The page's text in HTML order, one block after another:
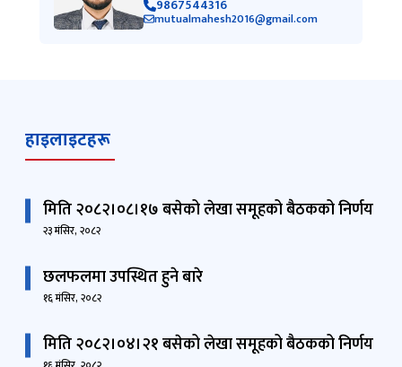
9867544316
mutualmahesh2016@gmail.com
हाइलाइटहरू
मिति २०८२।०८।१७ बसेको लेखा समूहको बैठकको निर्णय
२३ मंसिर, २०८२
छलफलमा उपस्थित हुने बारे
१६ मंसिर, २०८२
मिति २०८२।०४।२१ बसेको लेखा समूहको बैठकको निर्णय